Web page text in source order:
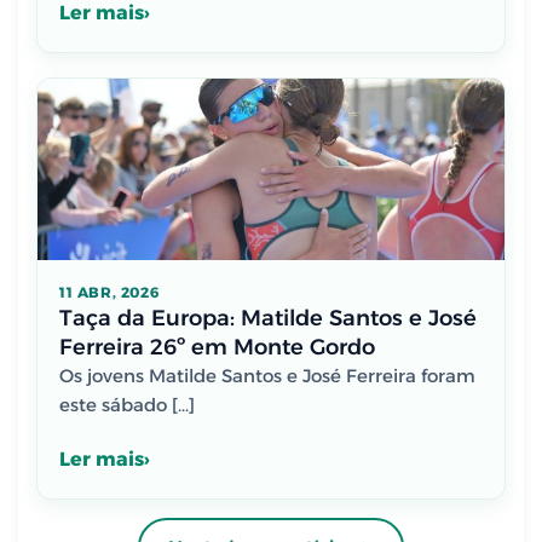
Ler mais
11 ABR, 2026
Taça da Europa: Matilde Santos e José
Ferreira 26º em Monte Gordo
Os jovens Matilde Santos e José Ferreira foram
este sábado […]
Ler mais